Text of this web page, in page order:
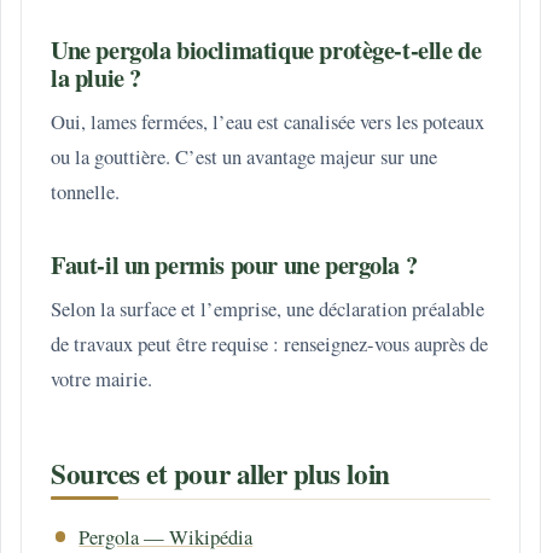
Une pergola bioclimatique protège-t-elle de
la pluie ?
Oui, lames fermées, l’eau est canalisée vers les poteaux
ou la gouttière. C’est un avantage majeur sur une
tonnelle.
Faut-il un permis pour une pergola ?
Selon la surface et l’emprise, une déclaration préalable
de travaux peut être requise : renseignez-vous auprès de
votre mairie.
Sources et pour aller plus loin
Pergola — Wikipédia